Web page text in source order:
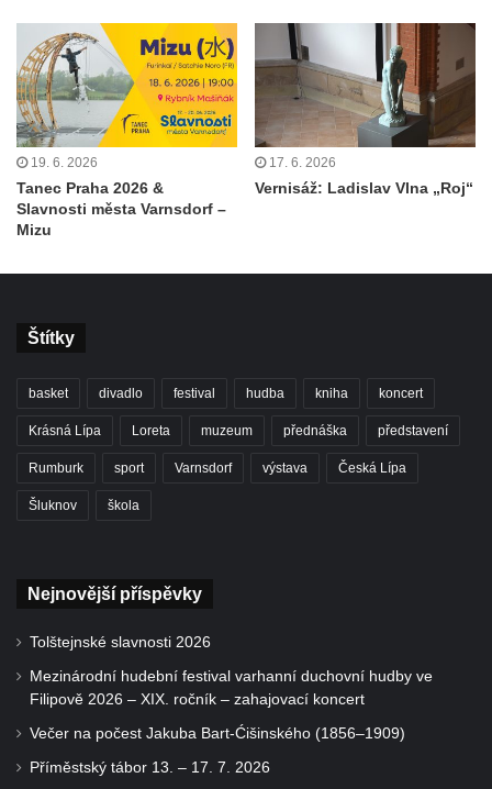
19. 6. 2026
Tanec Praha 2026 &
Slavnosti města Varnsdorf –
Mizu
17. 6. 2026
Vernisáž: Ladislav Vlna „Roj“
Štítky
basket divadlo festival hudba kniha koncert
Krásná Lípa Loreta muzeum přednáška představení
Rumburk sport Varnsdorf výstava Česká Lípa
Šluknov škola
Nejnovější příspěvky
Tolštejnské slavnosti 2026
Mezinárodní hudební festival varhanní duchovní hudby ve
Filipově 2026 – XIX. ročník – zahajovací koncert
Večer na počest Jakuba Bart-Ćišinského (1856–1909)
Příměstský tábor 13. – 17. 7. 2026